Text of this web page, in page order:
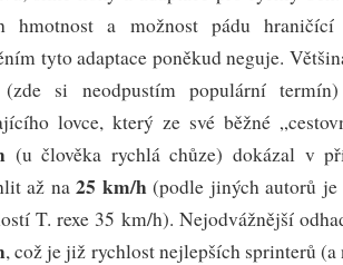
hmotnost a možnost pádu
tyto adaptace poněkud neguje.
(zde si neodpustím populární
lovce, který ze své běžné
(u člověka rychlá chůze) dokázal v
až na25 km/h (podle jiných autorů je
T. rexe 35 km/h). Nejodvážnější
, což je již rychlost nejlepších sprinterů (a